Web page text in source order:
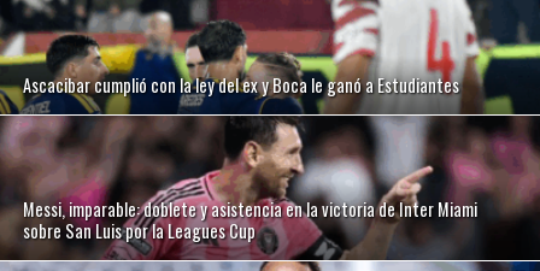
Ascacibar cumplió con la ley del ex y Boca le ganó a Estudiantes
Messi, imparable: doblete y asistencia en la victoria de Inter Miami
sobre San Luis por la Leagues Cup